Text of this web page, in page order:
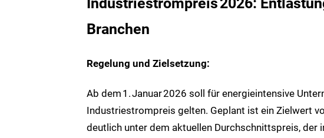
Branchen
Regelung und Zielsetzung:
Ab dem 1.Januar2026 soll für energieintensive
Industriestrompreis gelten. Geplant ist ein Zielwert
deutlich unter dem aktuellen Durchschnittspreis, der